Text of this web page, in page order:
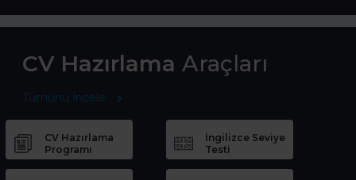
CV Hazırlama Araçları
Tümünü İncele
CV Hazırlama
Programı
İngilizce Seviye
Testi